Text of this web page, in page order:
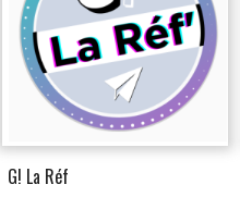
G! La Réf